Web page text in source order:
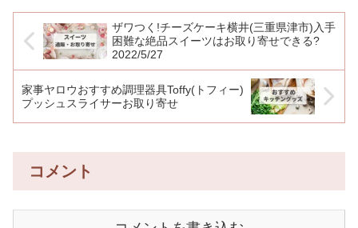
ザワつく!チーズケーキ横井(三重県津市)入手
困難な絶品スイーツはお取り寄せできる?
2022/5/27
家事ヤロウおすすめ調理器具Toffy(トフィー)
プッシュスライサーお取り寄せ
コメント